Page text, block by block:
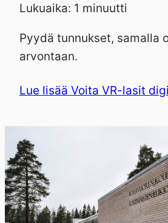
Lukuaika: 1 minuutti
Pyydä tunnukset, samalla
arvontaan.
Lue lisää Voita VR-lasit